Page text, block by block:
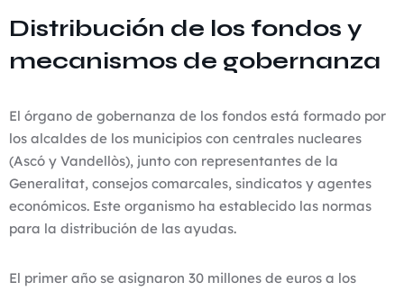
Distribución de los fondos y
mecanismos de gobernanza
El órgano de gobernanza de los fondos está formado por
los alcaldes de los municipios con centrales nucleares
(Ascó y Vandellòs), junto con representantes de la
Generalitat, consejos comarcales, sindicatos y agentes
económicos. Este organismo ha establecido las normas
para la distribución de las ayudas.
El primer año se asignaron 30 millones de euros a los